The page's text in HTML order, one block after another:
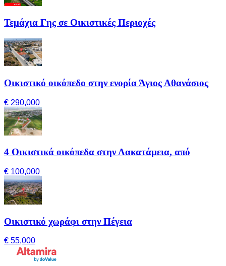
Τεμάχια Γης σε Οικιστικές Περιοχές
Οικιστικό οικόπεδο στην ενορία Άγιος Αθανάσιος
€ 290,000
4 Οικιστικά οικόπεδα στην Λακατάμεια, από
€ 100,000
Οικιστικό χωράφι στην Πέγεια
€ 55,000